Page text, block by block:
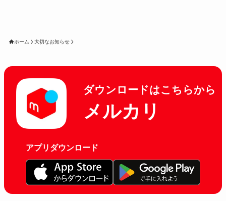
ホーム 大切なお知らせ
ダウンロードはこちらから
メルカリ
アプリダウンロード